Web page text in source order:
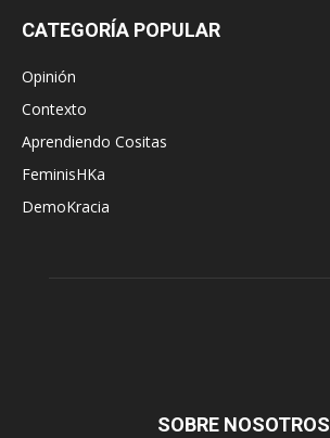
CATEGORÍA POPULAR
Opinión
Contexto
Aprendiendo Cositas
FeminisHKa
DemoKracia
SOBRE NOSOTROS